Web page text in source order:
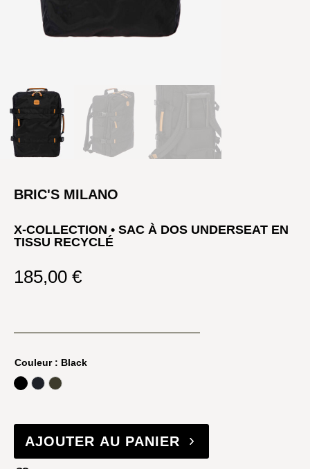
BRIC'S MILANO
X-COLLECTION • SAC À DOS UNDERSEAT EN
TISSU RECYCLÉ
185,00 €
Couleur: Black
BlackOcean Blue
Olive
AJOUTER AU PANIER